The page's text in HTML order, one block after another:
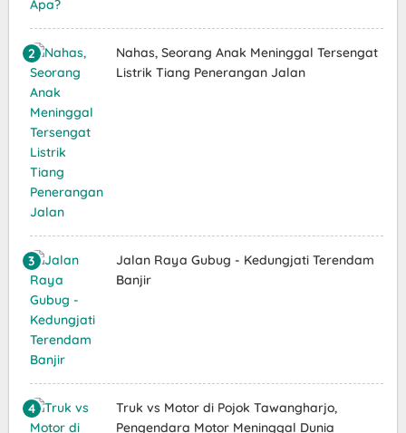
Nahas, Seorang Anak Meninggal Tersengat
Listrik Tiang Penerangan Jalan
Jalan Raya Gubug - Kedungjati Terendam
Banjir
Truk vs Motor di Pojok Tawangharjo,
Pengendara Motor Meninggal Dunia